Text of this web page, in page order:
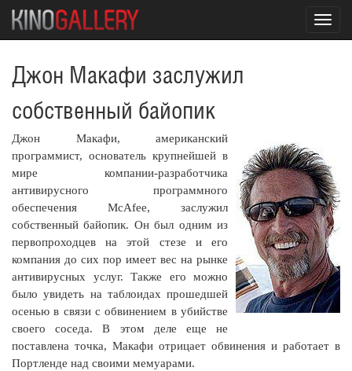
Джон Макафи заслужил
собственный байопик
Джон Макафи, американский
программист, основатель крупнейшей в
мире компании-разработчика
антивирусного программного
обеспечения McAfee, заслужил
собственный байопик. Он был одним из
первопроходцев на этой стезе и его
компания до сих пор имеет вес на рынке
антивирусных услуг. Также его можно
было увидеть на таблоидах прошедшей
осенью в связи с обвинением в убийстве
своего соседа. В этом деле еще не
поставлена точка, Макафи отрицает обвинения и работает в
Портленде над своими мемуарами.